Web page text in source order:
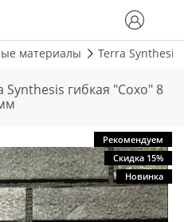
материалы Terra Synthesis
Synthesis гибкая "Сохо" 8
Рекомендуем
Скидка 15%
Новинка